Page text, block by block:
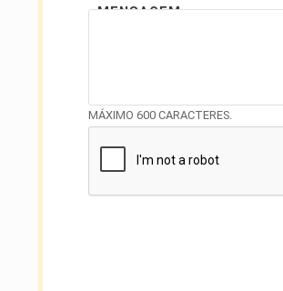
MENSAGEM
MÁXIMO 600 CARACTERES.